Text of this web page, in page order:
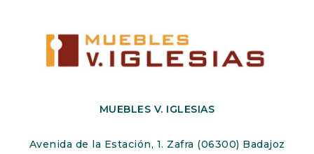
MUEBLES V. IGLESIAS
Avenida de la Estación, 1. Zafra (06300) Badajoz